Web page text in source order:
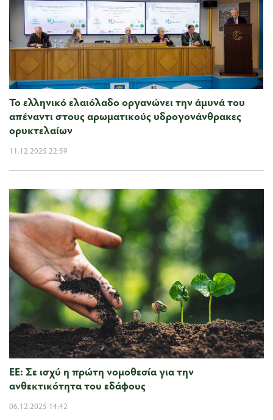
Το ελληνικό ελαιόλαδο οργανώνει την άμυνά του
απέναντι στους αρωματικούς υδρογονάνθρακες
ορυκτελαίων
11.12.2025 22:59
ΕΕ: Σε ισχύ η πρώτη νομοθεσία για την
ανθεκτικότητα του εδάφους
06.12.2025 14:42